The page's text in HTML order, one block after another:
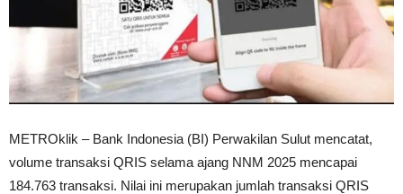
METROklik – Bank Indonesia (BI) Perwakilan Sulut mencatat,
volume transaksi QRIS selama ajang NNM 2025 mencapai
184.763 transaksi. Nilai ini merupakan jumlah transaksi QRIS